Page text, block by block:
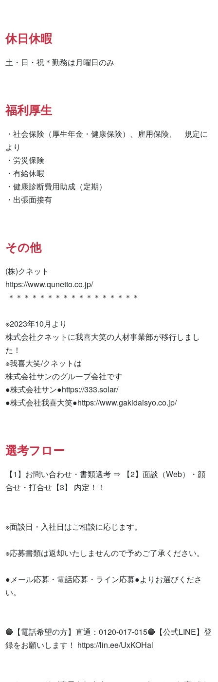
休日休暇
土・日・祝＊勤務は月曜日のみ
福利厚生
・社会保険（厚生年金・健康保険）、雇用保険、　規定に
より
・労災保険
・有給休暇
・健康診断費用助成（定期）
・出張面接有
その他
(株)クネット
https://www.qunetto.co.jp/
※2023年10月より
株式会社クネットに我喜大笑の人材事業部が移行しまし
た！
※我喜大笑/クネットは
株式会社サンのグループ会社です
●株式会社サン●https://333.solar/
●株式会社我喜大笑●https://www.gakidaisyo.co.jp/
選考フロー
【1】お問い合わせ・書類選考 ⇒ 【2】面談（Web）・顔
合せ・打合せ【3】 内定！！
※面談日・入社日はご相談に応じます。
※応募書類は返却いたしませんので予めご了承ください。
●メール応募・電話応募・ライン応募●よりお選びくださ
い。
🔵【電話希望の方】直通：0120-017-015🔵【公式LINE】登
録をお願いします！ https://lin.ee/UxKOHal